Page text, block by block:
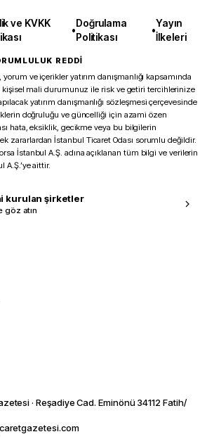
ve KVKK
•
Doğrulama
Politikası
•
Yayın
İlkeleri
REDDİ
ve içerikler yatırım danışmanlığı kapsamında
kişisel mali durumunuz ile risk ve getiri tercihlerinize
yatırım danışmanlığı sözleşmesi çerçevesinde
doğruluğu ve güncelliği için azami özen
hata, eksiklik, gecikme veya bu bilgilerin
zararlardan İstanbul Ticaret Odası sorumlu değildir.
İstanbul A.Ş. adına açıklanan tüm bilgi ve verilerin
A.Ş.’ye aittir.
kurulan şirketler
göz atın
· Reşadiye Cad. Eminönü 34112 Fatih/